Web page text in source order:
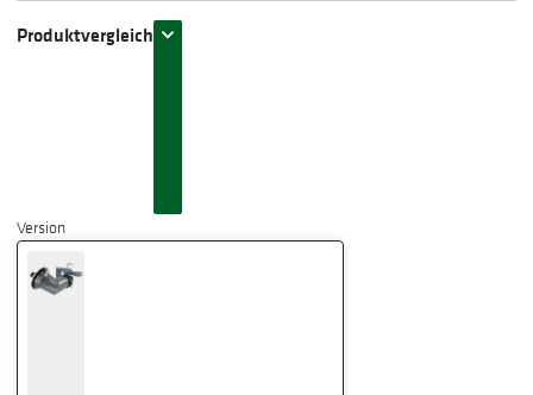
Produktvergleich
Version